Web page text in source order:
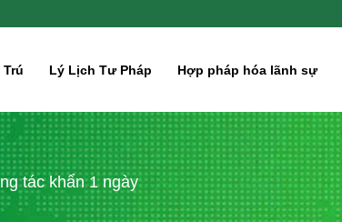
Trú Lý Lịch Tư Pháp Hợp pháp hóa lãnh sự
tác khẩn 1 ngày